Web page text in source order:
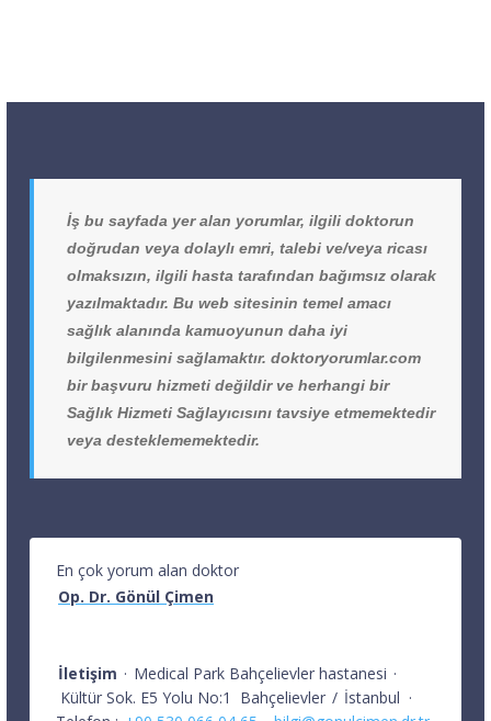
İş bu sayfada yer alan yorumlar, ilgili doktorun
doğrudan veya dolaylı emri, talebi ve/veya ricası
olmaksızın, ilgili hasta tarafından bağımsız olarak
yazılmaktadır. Bu web sitesinin temel amacı
sağlık alanında kamuoyunun daha iyi
bilgilenmesini sağlamaktır. doktoryorumlar.com
bir başvuru hizmeti değildir ve herhangi bir
Sağlık Hizmeti Sağlayıcısını tavsiye etmemektedir
veya desteklememektedir.
En çok yorum alan doktor
Op. Dr. Gönül Çimen
İletişim · Medical Park Bahçelievler hastanesi ·
Kültür Sok. E5 Yolu No:1
Bahçelievler / İstanbul ·